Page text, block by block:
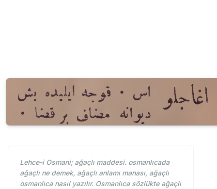
Lehce-i Osmani; ağaçlı maddesi. osmanlıcada
ağaçlı ne demek, ağaçlı anlamı manası, ağaçlı
osmanlıca nasıl yazılır. Osmanlıca sözlükte ağaçlı